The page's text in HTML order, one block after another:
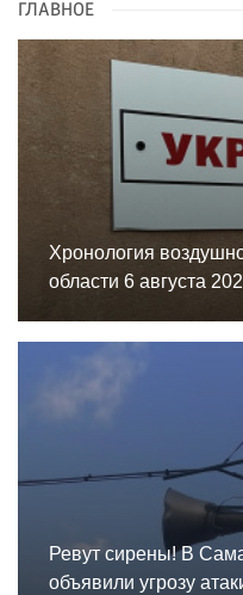
ГЛАВНОЕ
Хронология
области 6 августа
Ревут сирены! В
объявили угрозу